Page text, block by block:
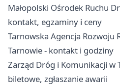
Małopolski Ośrodek Ruchu
kontakt, egzaminy i ceny
Tarnowska Agencja Rozwoju
Tarnowie - kontakt i godziny
Zarząd Dróg i Komunikacji w
biletowe, zgłaszanie awarii